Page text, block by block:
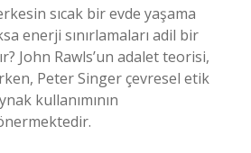
sıcak bir evde yaşama
enerji sınırlamaları adil bir
John Rawls’un adalet teorisi,
Peter Singer çevresel etik
kullanımının
önermektedir.